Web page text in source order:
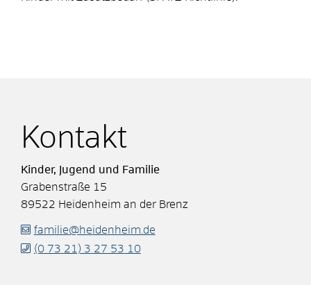
Kontakt
Kinder, Jugend und Familie
Grabenstraße 15
89522 Heidenheim an der Brenz
familie@heidenheim.de
(0 73 21) 3 27 53 10